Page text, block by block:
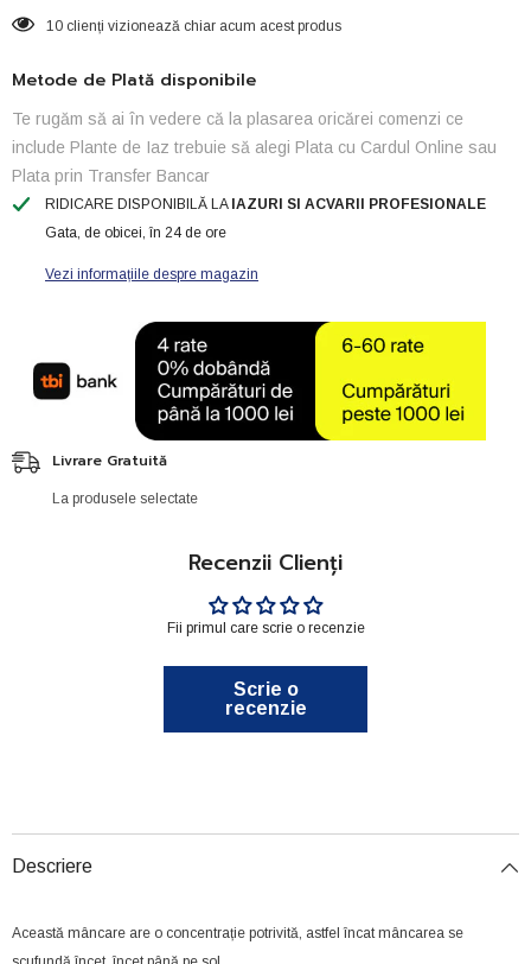
10 clienți vizionează chiar acum acest produs
Metode de Plată disponibile
Te rugăm să ai în vedere că la plasarea oricărei comenzi ce
include Plante de Iaz trebuie să alegi Plata cu Cardul Online sau
Plata prin Transfer Bancar
RIDICARE DISPONIBILĂ LA IAZURI SI ACVARII PROFESIONALE
Gata, de obicei, în 24 de ore
Vezi informațiile despre magazin
Livrare Gratuită
La produsele selectate
Recenzii Clienți
Fii primul care scrie o recenzie
Scrie o
recenzie
Descriere
Această mâncare are o concentrație potrivită, astfel încat mâncarea se